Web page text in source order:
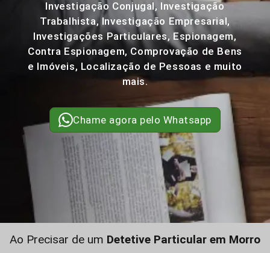
Investigação Conjugal, Investigação
Trabalhista, Investigação Empresarial,
Investigações Particulares, Espionagem,
Contra Espionagem, Comprovação de Bens
e Imóveis, Localização de Pessoas e muito
mais.
Chame agora pelo Whatsapp
Ao Precisar de um Detetive Particular em Morro